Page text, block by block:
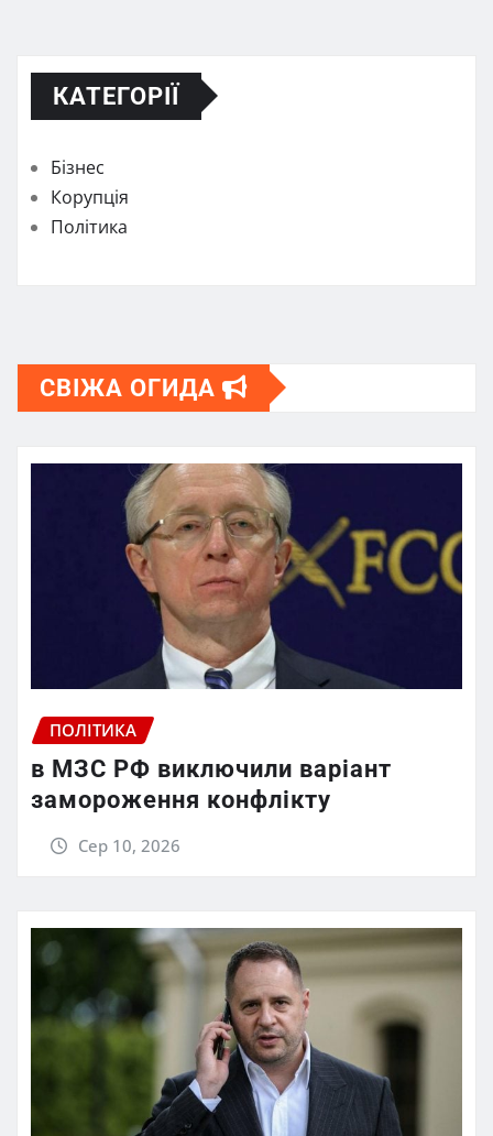
КАТЕГОРІЇ
Бізнес
Корупція
Політика
СВІЖА ОГИДА
ПОЛІТИКА
в МЗС РФ виключили варіант
замороження конфлікту
Сер 10, 2026